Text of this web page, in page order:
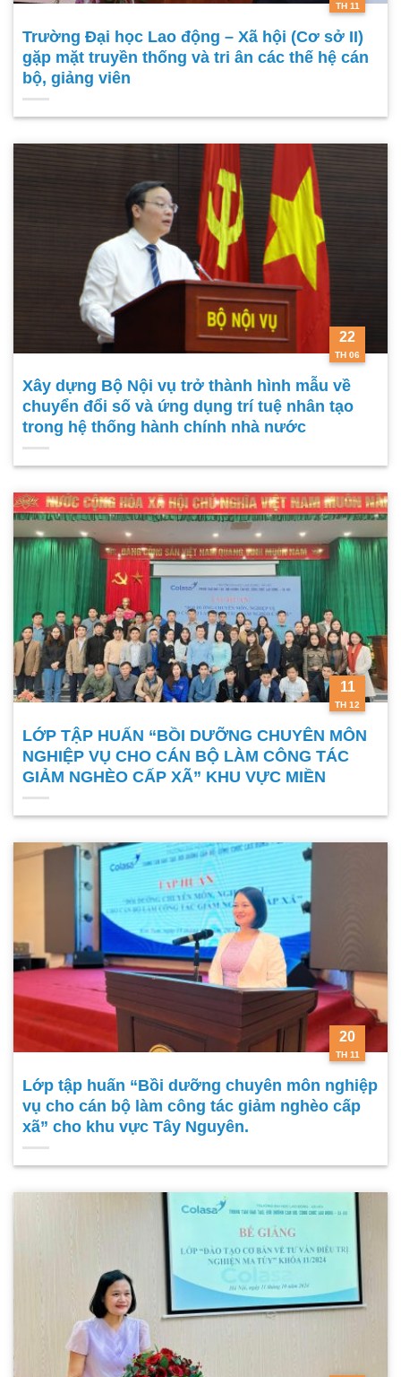
TH 11
Trường Đại học Lao động – Xã hội (Cơ sở II)
gặp mặt truyền thống và tri ân các thế hệ cán
bộ, giảng viên
22
TH 06
Xây dựng Bộ Nội vụ trở thành hình mẫu về
chuyển đổi số và ứng dụng trí tuệ nhân tạo
trong hệ thống hành chính nhà nước
11
TH 12
LỚP TẬP HUẤN “BỒI DƯỠNG CHUYÊN MÔN
NGHIỆP VỤ CHO CÁN BỘ LÀM CÔNG TÁC
GIẢM NGHÈO CẤP XÃ” KHU VỰC MIỀN
TRUNG
20
TH 11
Lớp tập huấn “Bồi dưỡng chuyên môn nghiệp
vụ cho cán bộ làm công tác giảm nghèo cấp
xã” cho khu vực Tây Nguyên.